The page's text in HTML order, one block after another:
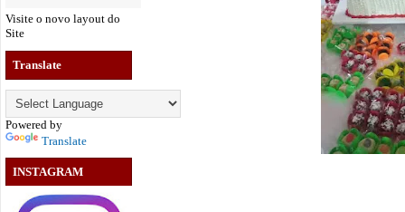
Visite o novo layout do
Site
Translate
Powered by
Translate
INSTAGRAM